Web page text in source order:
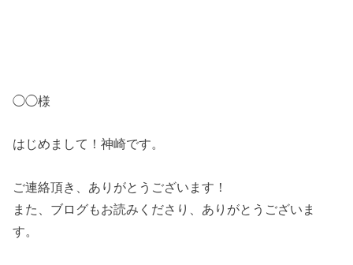
◯◯様
はじめまして！神崎です。
ご連絡頂き、ありがとうございます！
また、ブログもお読みくださり、ありがとうございま
す。